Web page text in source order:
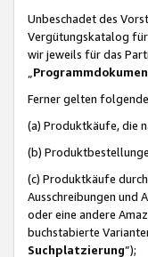
Unbeschadet des
Vergütungskatalog
wir jeweils für das
Ferner gelten
(a) Produktkäufe, die
(b)
(c) Produktkäufe
Ausschreibungen und
oder eine andere
buchstabierte
Suchplatzierung”);